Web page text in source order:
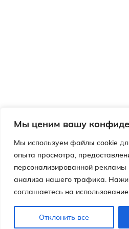
Мы ценим вашу
Мы используем файлы cookie
опыта просмотра,
персонализированной рекламы
анализа нашего трафика.
соглашаетесь на
Отклонить все